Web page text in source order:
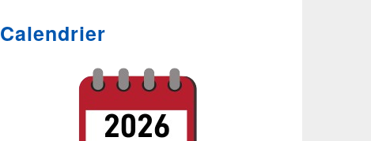
Calendrier